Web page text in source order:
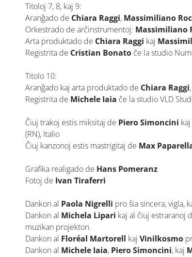
Titoloj 7, 8, kaj 9:
Aranĝado de Chiara Raggi, Massimiliano
Orkestrado de arĉinstrumentoj: Massimiliano
Arta produktado de Chiara Raggi kaj
Registrita de Cristian Bonato ĉe la studio
Titolo 10:
Aranĝado kaj arta produktado de Chiara Raggi,
Registrita de Michele Iaia ĉe la studio VLD
Ĉiuj trakoj estis miksitaj de Piero Simoncini kaj
(RN), Italio
Ĉiuj kanzonoj estis mastrigitaj de Max
Grafika realigado de Hans Pomeranz
Fotoj de Ivan Tiraferri
Dankon al Paola Nigrelli pro ŝia sincera, vigla,
Dankon al Michela Lipari kaj al ĉiuj estraranoj
muzikan projekton.
Dankon al Floréal Martorell kaj Vinilkosmo
Dankon al Michele Iaia, Piero Simoncini, kaj